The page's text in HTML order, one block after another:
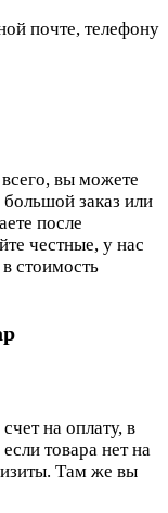
почте, телефону
вы можете
заказ или
после
честные, у нас
стоимость
на оплату, в
товара нет на
Там же вы